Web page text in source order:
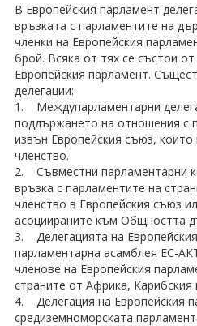
В Европейския парламент
връзката с парламентите на
членки на Европейския
брой. Всяка от тях се състои
Европейския парламент.
делегации:
1. Междупарламентарни
поддържането на отношения с
извън Европейския съюз, които
членство.
2. Съвместни парламентарни
връзка с парламентите на
членство в Европейския съюз
асоциираните към Общността
3. Делегацията на
парламентарна асамблея ЕС-
членове на Европейския
страните от Африка, Карибския
4. Делегация на Европейския
средиземноморската